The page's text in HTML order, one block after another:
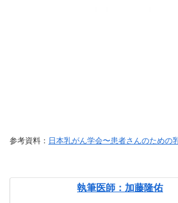
参考資料： 日本乳がん学会〜患者さんのための
執筆医師：加藤隆佑